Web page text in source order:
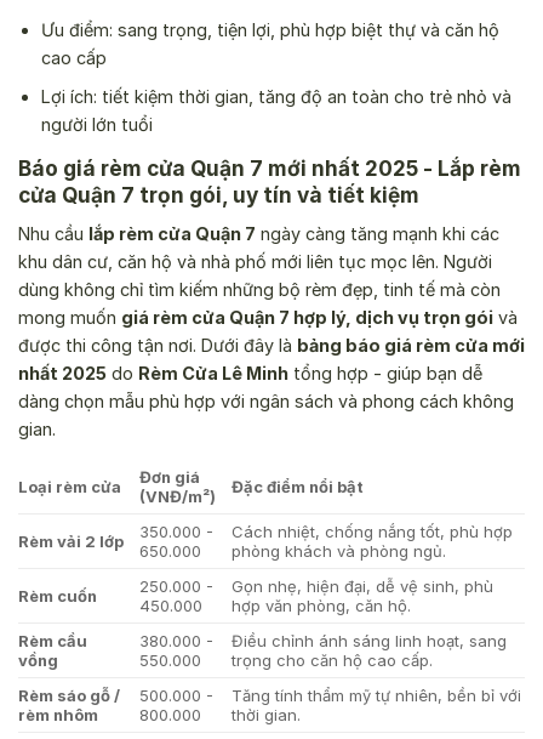
Ưu điểm: sang trọng, tiện lợi, phù hợp biệt thự và căn hộ
cao cấp
Lợi ích: tiết kiệm thời gian, tăng độ an toàn cho trẻ nhỏ và
người lớn tuổi
Báo giá rèm cửa Quận 7 mới nhất 2025 - Lắp rèm
cửa Quận 7 trọn gói, uy tín và tiết kiệm
Nhu cầu lắp rèm cửa Quận 7 ngày càng tăng mạnh khi các
khu dân cư, căn hộ và nhà phố mới liên tục mọc lên. Người
dùng không chỉ tìm kiếm những bộ rèm đẹp, tinh tế mà còn
mong muốn giá rèm cửa Quận 7 hợp lý, dịch vụ trọn gói và
được thi công tận nơi. Dưới đây là bảng báo giá rèm cửa mới
nhất 2025 do Rèm Cửa Lê Minh tổng hợp - giúp bạn dễ
dàng chọn mẫu phù hợp với ngân sách và phong cách không
gian.
Loại rèm cửa
Đơn giá
(VNĐ/m²)
Đặc điểm nổi bật
Rèm vải 2 lớp
350.000 -
650.000
Cách nhiệt, chống nắng tốt, phù hợp
phòng khách và phòng ngủ.
Rèm cuốn
250.000 -
450.000
Gọn nhẹ, hiện đại, dễ vệ sinh, phù
hợp văn phòng, căn hộ.
Rèm cầu
vồng
380.000 -
550.000
Điều chỉnh ánh sáng linh hoạt, sang
trọng cho căn hộ cao cấp.
Rèm sáo gỗ /
rèm nhôm
500.000 -
800.000
Tăng tính thẩm mỹ tự nhiên, bền bỉ với
thời gian.